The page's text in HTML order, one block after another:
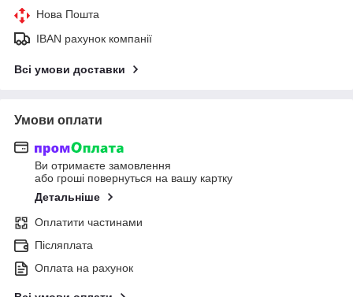
Нова Пошта
IBAN рахунок компанії
Всі умови доставки
Умови оплати
Ви отримаєте замовлення
або гроші повернуться на вашу картку
Детальніше
Оплатити частинами
Післяплата
Оплата на рахунок